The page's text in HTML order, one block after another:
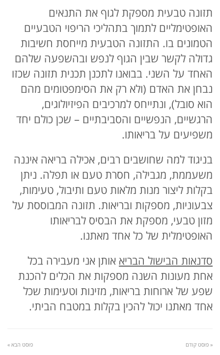
תזונה טבעית מספקת לגוף את התנאים
האופטימליים לתמוך בתהליכי הריפוי הטבעיים
הטמונים בו. התזונה הטבעית מייחסת חשיבות
גדולה לקשר שבין הגוף לנפש ובהשפעה שלהם
האחד על השני. בבואנו לתכנן תכנית תזונה שכזו
נבחן את האדם (ולא רק את הסימפטומים מהם
הוא סובל), ונתייחס למרכיבים הפיזיולוגים,
הרגשיים, הנפשיים והסביבתיים – שכן כולם יחד
משפיעים על בריאותו.
בניגוד למה שחושבים רבים, אכילה בריאה איננה
משעממת, מגבילה, חסרת טעם או תפלה. ניתן
בקלות ליצור מנות מלאות טעם ותיבול, טעימות,
צבעוניות, מספקות ובריאות. תזונה המבוססת על
מזון טבעי, מספקת את הבסיס לבריאותו
האופטימלית של כל אחד מאתנו.
סדנאות הבישול הבריא אותן אני מעבירה בכל
אחת מעונות השנה מספקות את הכלים להכנת
שפע של ארוחות בריאות, מזינות וטעימות שכל
אחד מאתנו יכול להכין בקלות במטבח הביתי.
« פוסט קודם פוסט הבא »